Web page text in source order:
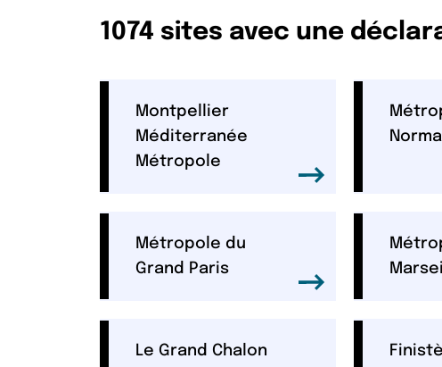
1074 sites avec une
Montpellier
Méditerranée
Métropole
Métropole du
Grand Paris
Le Grand Chalon